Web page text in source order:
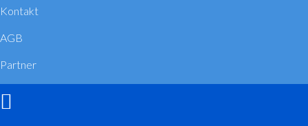
Kontakt
AGB
Partner